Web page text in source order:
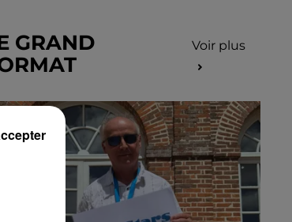
GRAND
Voir plus